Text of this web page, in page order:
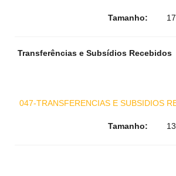
Tamanho:
Transferências e Subsídios Recebidos
047-TRANSFERENCIAS E SUBSIDIOS
Tamanho: